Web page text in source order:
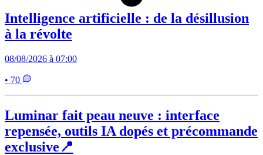
Intelligence artificielle : de la désillusion
à la révolte
08/08/2026 à 07:00
• 70
Luminar fait peau neuve : interface
repensée, outils IA dopés et précommande
exclusive📍